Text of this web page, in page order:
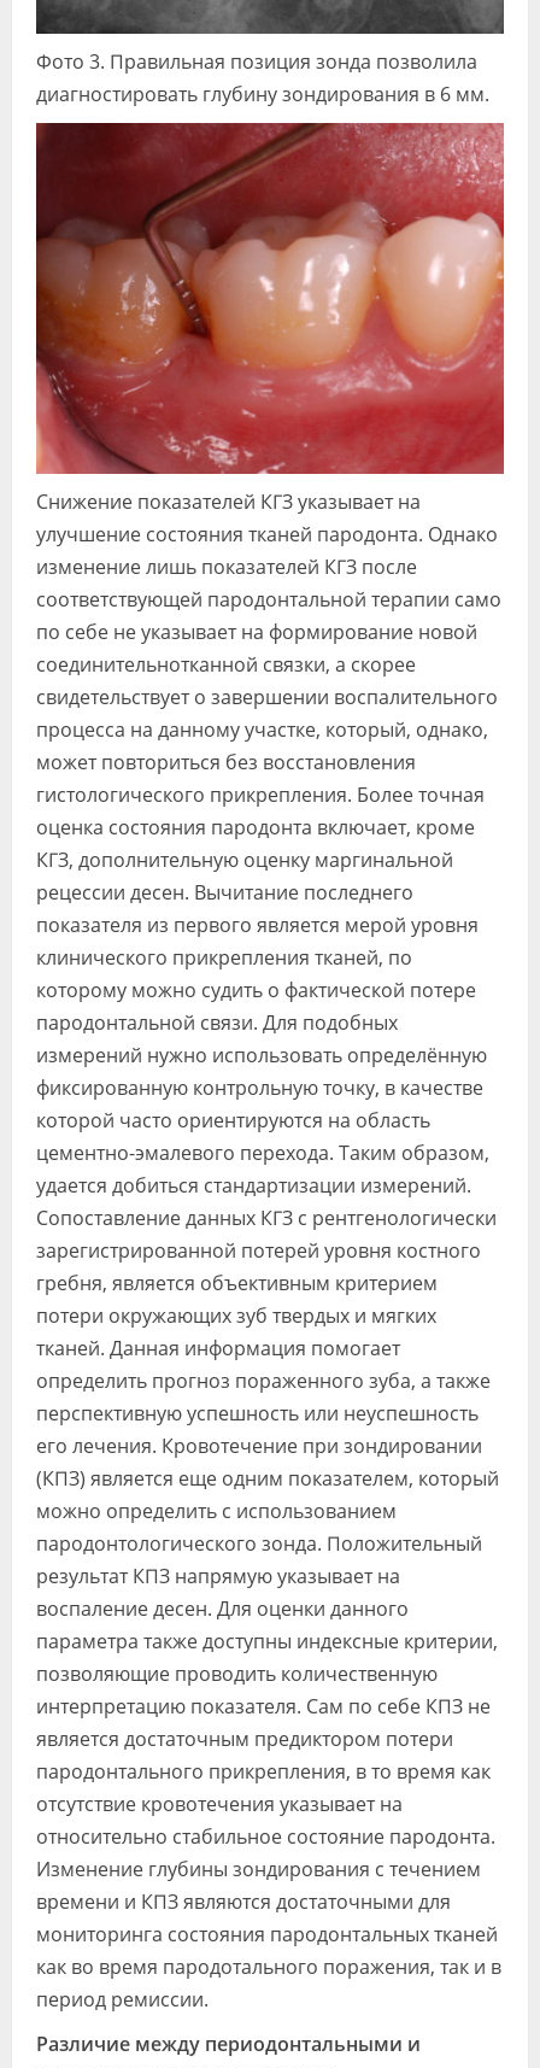
Фото 3. Правильная позиция зонда позволила
диагностировать глубину зондирования в 6 мм.
Снижение показателей КГЗ указывает на
улучшение состояния тканей пародонта. Однако
изменение лишь показателей КГЗ после
соответствующей пародонтальной терапии само
по себе не указывает на формирование новой
соединительнотканной связки, а скорее
свидетельствует о завершении воспалительного
процесса на данному участке, который, однако,
может повториться без восстановления
гистологического прикрепления. Более точная
оценка состояния пародонта включает, кроме
КГЗ, дополнительную оценку маргинальной
рецессии десен. Вычитание последнего
показателя из первого является мерой уровня
клинического прикрепления тканей, по
которому можно судить о фактической потере
пародонтальной связи. Для подобных
измерений нужно использовать определённую
фиксированную контрольную точку, в качестве
которой часто ориентируются на область
цементно-эмалевого перехода. Таким образом,
удается добиться стандартизации измерений.
Сопоставление данных КГЗ с рентгенологически
зарегистрированной потерей уровня костного
гребня, является объективным критерием
потери окружающих зуб твердых и мягких
тканей. Данная информация помогает
определить прогноз пораженного зуба, а также
перспективную успешность или неуспешность
его лечения. Кровотечение при зондировании
(КПЗ) является еще одним показателем, который
можно определить с использованием
пародонтологического зонда. Положительный
результат КПЗ напрямую указывает на
воспаление десен. Для оценки данного
параметра также доступны индексные критерии,
позволяющие проводить количественную
интерпретацию показателя. Сам по себе КПЗ не
является достаточным предиктором потери
пародонтального прикрепления, в то время как
отсутствие кровотечения указывает на
относительно стабильное состояние пародонта.
Изменение глубины зондирования с течением
времени и КПЗ являются достаточными для
мониторинга состояния пародонтальных тканей
как во время пародотального поражения, так и в
период ремиссии.
Различие между периодонтальными и